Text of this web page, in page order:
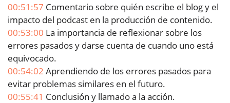
00:51:57 Comentario sobre quién escribe el blog y el
impacto del podcast en la producción de contenido.
00:53:00 La importancia de reflexionar sobre los
errores pasados y darse cuenta de cuando uno está
equivocado.
00:54:02 Aprendiendo de los errores pasados para
evitar problemas similares en el futuro.
00:55:41 Conclusión y llamado a la acción.